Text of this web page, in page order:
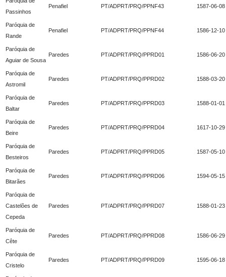
Passinhos
Penafiel PT/ADPRT/PRQ/PPNF43 1587-06-08
Paróquia de
Rande
Penafiel PT/ADPRT/PRQ/PPNF44 1586-12-10
Paróquia de
Aguiar de Sousa
Paredes PT/ADPRT/PRQ/PPRD01 1586-06-20
Paróquia de
Astromil
Paredes PT/ADPRT/PRQ/PPRD02 1588-03-20
Paróquia de
Baltar
Paredes PT/ADPRT/PRQ/PPRD03 1588-01-01
Paróquia de
Beire
Paredes PT/ADPRT/PRQ/PPRD04 1617-10-29
Paróquia de
Besteiros
Paredes PT/ADPRT/PRQ/PPRD05 1587-05-10
Paróquia de
Bitarães
Paredes PT/ADPRT/PRQ/PPRD06 1594-05-15
Paróquia de
Castelões de
Cepeda
Paredes PT/ADPRT/PRQ/PPRD07 1588-01-23
Paróquia de
Cête
Paredes PT/ADPRT/PRQ/PPRD08 1586-06-29
Paróquia de
Cristelo
Paredes PT/ADPRT/PRQ/PPRD09 1595-06-18